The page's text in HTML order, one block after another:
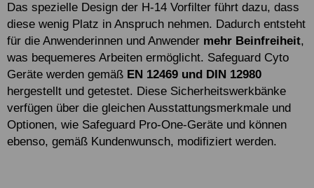
Das spezielle Design der H-14 Vorfilter führt dazu, dass
diese wenig Platz in Anspruch nehmen. Dadurch entsteht
für die Anwenderinnen und Anwender mehr Beinfreiheit,
was bequemeres Arbeiten ermöglicht. Safeguard Cyto
Geräte werden gemäß EN 12469 und DIN 12980
hergestellt und getestet. Diese Sicherheitswerkbänke
verfügen über die gleichen Ausstattungsmerkmale und
Optionen, wie Safeguard Pro-One-Geräte und können
ebenso, gemäß Kundenwunsch, modifiziert werden.